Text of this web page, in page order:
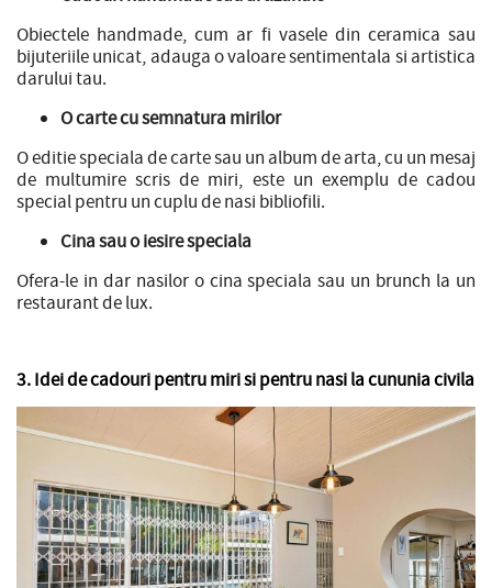
Obiectele handmade, cum ar fi vasele din ceramica sau
bijuteriile unicat, adauga o valoare sentimentala si artistica
darului tau.
O carte cu semnatura mirilor
O editie speciala de carte sau un album de arta, cu un mesaj
de multumire scris de miri, este un exemplu de cadou
special pentru un cuplu de nasi bibliofili.
Cina sau o iesire speciala
Ofera-le in dar nasilor o cina speciala sau un brunch la un
restaurant de lux.
3. Idei de cadouri pentru miri si pentru nasi la cununia civila